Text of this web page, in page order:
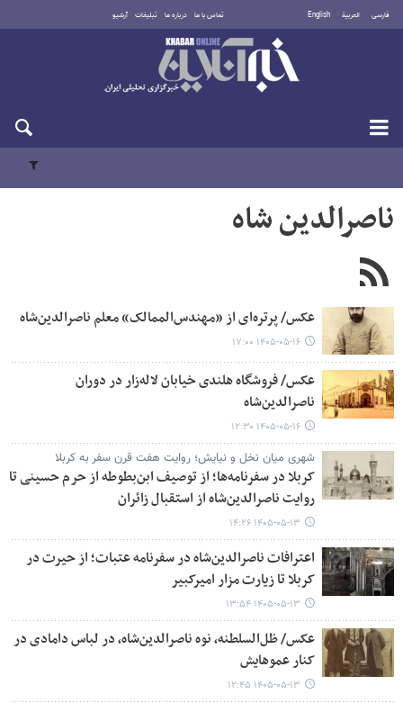
فارسی العربية English تماس با ما درباره ما تبلیغات آرشیو
شنبه ۱۷ مرداد ۱۴۰۵
ناصرالدین شاه
عکس/ پرتره‌ای از «مهندس‌الممالک» معلم ناصرالدین‌شاه
۱۴۰۵-۰۵-۱۶ ۱۷:۰۰
عکس/ فروشگاه هلندی خیابان لاله‌زار در دوران
ناصرالدین‌شاه
۱۴۰۵-۰۵-۱۶ ۱۲:۳۰
شهری میان نخل و نیایش؛ روایت هفت قرن سفر به کربلا
کربلا در سفرنامه‌ها؛ از توصیف ابن‌بطوطه از حرم حسینی تا
روایت ناصرالدین‌شاه از استقبال زائران
۱۴۰۵-۰۵-۱۳ ۱۴:۲۶
اعترافات ناصرالدین‌شاه در سفرنامه عتبات؛ از حیرت در
کربلا تا زیارت مزار امیرکبیر
۱۴۰۵-۰۵-۱۳ ۱۳:۵۴
عکس/ ظل‌السلطنه، نوه ناصرالدین‌شاه، در لباس دامادی در
کنار عموهایش
۱۴۰۵-۰۵-۱۳ ۱۲:۴۵